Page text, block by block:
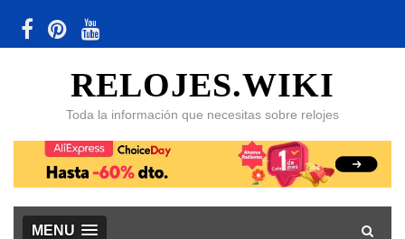
RELOJES.WIKI
Toda la información que necesitas sobre relojes
MENU